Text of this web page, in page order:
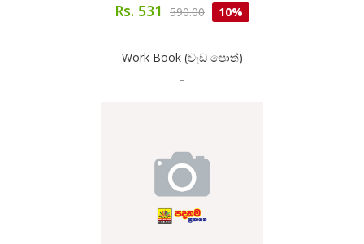
Rs. 531 590.00 10%
Work Book (වැඩ පොත්)
-